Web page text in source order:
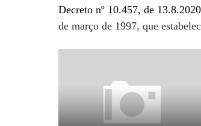
Decreto nº 10.457, de 13.8.2020
de março de 1997, que